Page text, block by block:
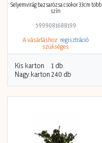
Selyemvirág bazsarózsa csokor 33cm több
szín
5999081688199
A vásárláshoz regisztráció
szükséges.
Kis karton
1 db
Nagy karton 240 db